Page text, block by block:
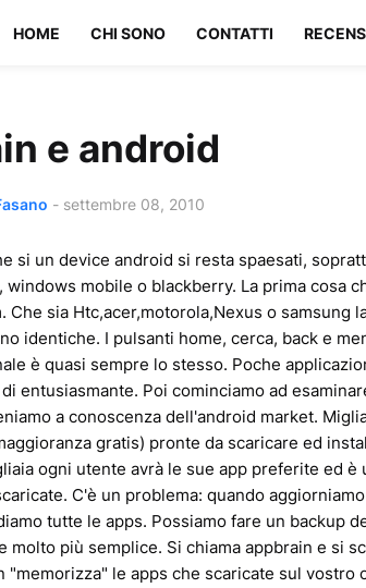
HOME CHI SONO CONTATTI
e android
- settembre 08, 2010
si un device android si resta spaesati,
windows mobile o blackberry. La prima cosa
Che sia Htc,acer,motorola,Nexus o samsung
identiche. I pulsanti home, cerca, back e
è quasi sempre lo stesso. Poche
entusiasmante. Poi cominciamo ad
a conoscenza dell'android market.
gratis) pronte da scaricare ed
ogni utente avrà le sue app preferite ed
C'è un problema: quando
tutte le apps. Possiamo fare un backup
molto più semplice. Si chiama appbrain e si
"memorizza" le apps che scaricate sul vostro